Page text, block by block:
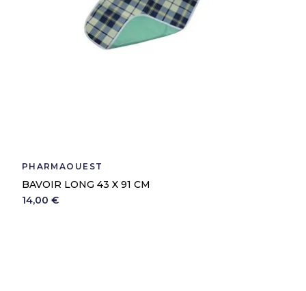
PHARMAOUEST
BAVOIR LONG 43 X 91 CM
14,00 €